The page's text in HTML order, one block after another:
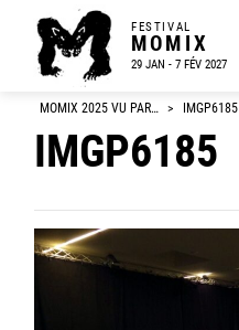
FESTIVAL
MOMIX
29 JAN - 7 FÉV 2027
MOMIX 2025 VU PAR… > IMGP6185
IMGP6185